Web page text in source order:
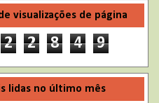
visualizações de página
2 2 8 4
9
lidas no último mês